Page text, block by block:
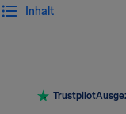
Inhalt
Trustpilot